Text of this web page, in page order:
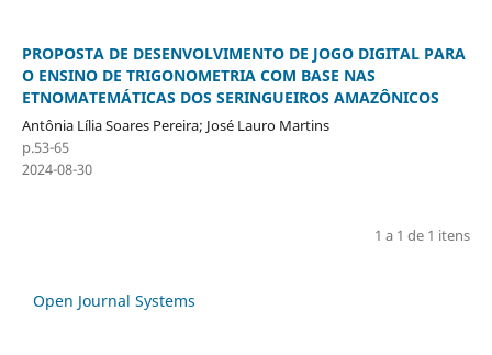
PROPOSTA DE DESENVOLVIMENTO DE JOGO DIGITAL PARA
O ENSINO DE TRIGONOMETRIA COM BASE NAS
ETNOMATEMÁTICAS DOS SERINGUEIROS AMAZÔNICOS
Antônia Lília Soares Pereira; José Lauro Martins
p.53-65
2024-08-30
1 a 1 de 1 itens
Open Journal Systems